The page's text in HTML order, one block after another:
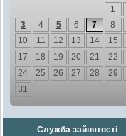
1
3
4 5 6 7 8
10
11 12 13 14 15
17
18 19 20 21 22
24
25 26 27 28 29
31
Служба зайнятості